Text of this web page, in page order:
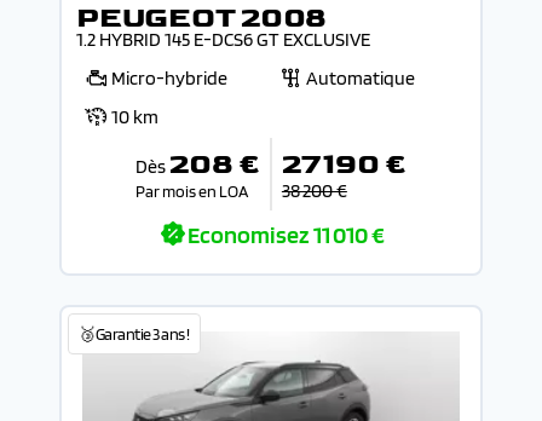
PEUGEOT 2008
1.2 HYBRID 145 E-DCS6 GT EXCLUSIVE
Micro-hybride
Automatique
10 km
Dès 208 €
Par mois en LOA
27 190 €
38 200 €
Economisez11 010 €
🥉Garantie 3 ans !